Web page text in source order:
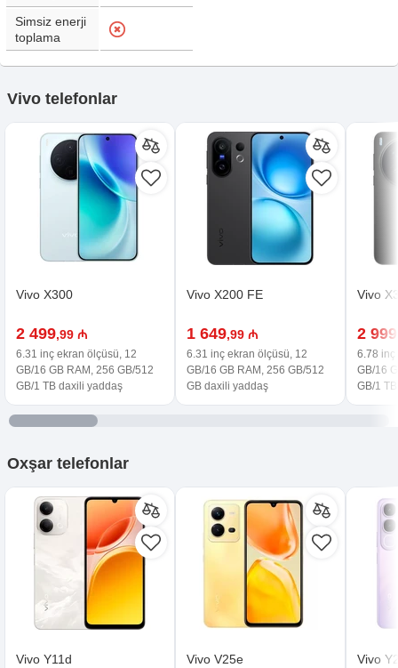
Simsiz enerji
toplama
Vivo telefonlar
Vivo X300
2 499,99 ₼
6.31 inç ekran ölçüsü, 12
GB/16 GB RAM, 256 GB/512
GB/1 TB daxili yaddaş
Vivo X200 FE
1 649,99 ₼
6.31 inç ekran ölçüsü, 12
GB/16 GB RAM, 256 GB/512
GB daxili yaddaş
Vivo
2 999
6.78 inç
GB/16
GB/1
Oxşar telefonlar
Vivo Y11d Vivo V25e Vivo